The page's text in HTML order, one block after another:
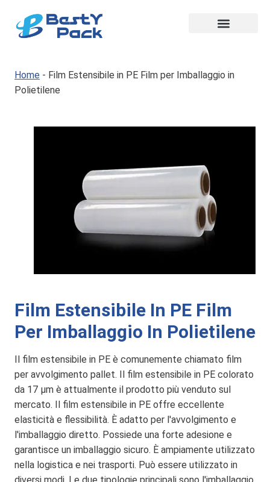
Home - Film Estensibile in PE Film per Imballaggio in
Polietilene
Film Estensibile In PE Film
Per Imballaggio In Polietilene
Il film estensibile in PE è comunemente chiamato film
per avvolgimento pallet. Il film estensibile in PE colorato
da 17 µm è attualmente il prodotto più venduto sul
mercato. Il film estensibile in PE offre eccellente
elasticità e flessibilità. È adatto per l'avvolgimento e
l'imballaggio diretto. Possiede una forte adesione e
garantisce un imballaggio sicuro. È ampiamente utilizzato
nella logistica e nei trasporti. Può essere utilizzato in